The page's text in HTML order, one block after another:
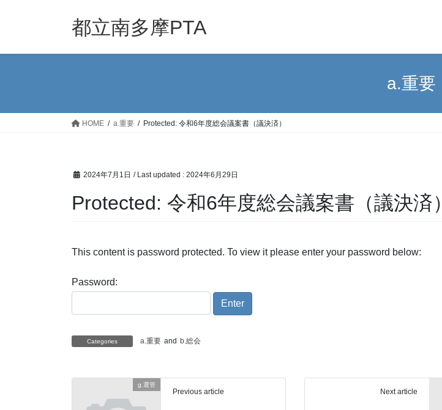
都立南多摩PTA
a.重要
HOME a.重要 Protected: 令和6年度総会議案書（議決済）
2024年7月1日 / Last updated : 2024年6月29日
Protected: 令和6年度総会議案書（議決済）
This content is password protected. To view it please enter your password below:
Password:
Categories a.重要 and b.総会
g.選管
Previous article Next article